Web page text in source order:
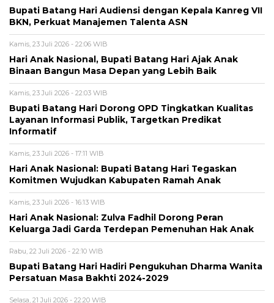
Bupati Batang Hari Audiensi dengan Kepala Kanreg VII
BKN, Perkuat Manajemen Talenta ASN
Kamis, 23 Juli 2026 - 22:06 WIB
Hari Anak Nasional, Bupati Batang Hari Ajak Anak
Binaan Bangun Masa Depan yang Lebih Baik
Kamis, 23 Juli 2026 - 22:03 WIB
Bupati Batang Hari Dorong OPD Tingkatkan Kualitas
Layanan Informasi Publik, Targetkan Predikat
Informatif
Kamis, 23 Juli 2026 - 17:11 WIB
Hari Anak Nasional: Bupati Batang Hari Tegaskan
Komitmen Wujudkan Kabupaten Ramah Anak
Kamis, 23 Juli 2026 - 16:13 WIB
Hari Anak Nasional: Zulva Fadhil Dorong Peran
Keluarga Jadi Garda Terdepan Pemenuhan Hak Anak
Rabu, 22 Juli 2026 - 22:10 WIB
Bupati Batang Hari Hadiri Pengukuhan Dharma Wanita
Persatuan Masa Bakhti 2024-2029
Selasa, 21 Juli 2026 - 22:20 WIB